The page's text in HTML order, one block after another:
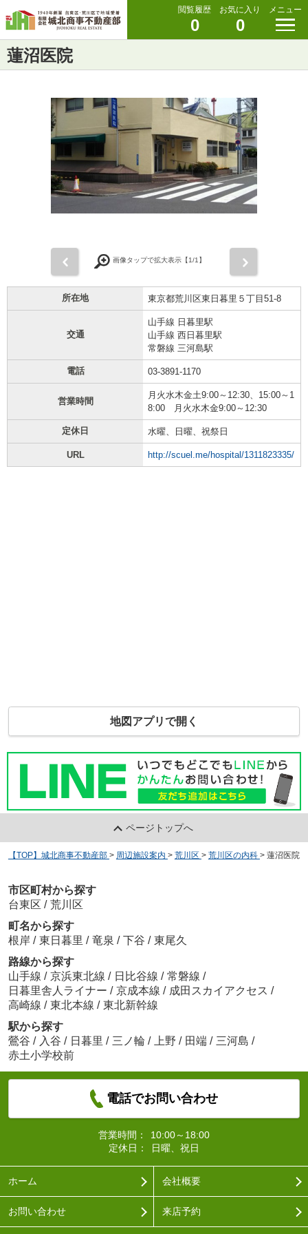
閲覧履歴
0
お気に入り
0
メニュー
蓮沼医院
画像タップで拡大表示【1/1】
所在地 東京都荒川区東日暮里５丁目51-8
交通
山手線 日暮里駅
山手線 西日暮里駅
常磐線 三河島駅
電話 03-3891-1170
営業時間
月火水木金土9:00～12:30、15:00～1
8:00 月火水木金9:00～12:30
定休日 水曜、日曜、祝祭日
URL http://scuel.me/hospital/1311823335/
地図アプリで開く
ページトップへ
【TOP】城北商事不動産部 > 周辺施設案内 > 荒川区 > 荒川区の内科 > 蓮沼医院
市区町村から探す
台東区 / 荒川区
町名から探す
根岸 / 東日暮里 / 竜泉 / 下谷 / 東尾久
路線から探す
山手線 / 京浜東北線 / 日比谷線 / 常磐線 /
日暮里舎人ライナー / 京成本線 / 成田スカイアクセス /
高崎線 / 東北本線 / 東北新幹線
駅から探す
鶯谷 / 入谷 / 日暮里 / 三ノ輪 / 上野 / 田端 / 三河島 /
赤土小学校前
電話でお問い合わせ
営業時間：
10:00～18:00
定休日：
日曜、祝日
ホーム 会社概要
お問い合わせ 来店予約